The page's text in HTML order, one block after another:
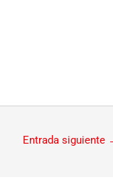
Entrada siguiente